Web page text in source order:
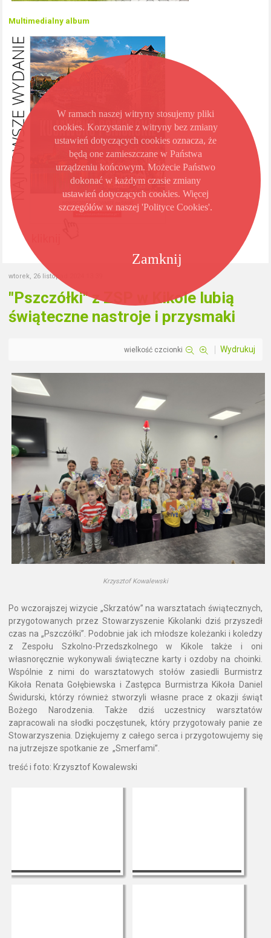
Multimedialny album
wtorek, 26 listopad 2024 13:39
"Pszczółki" z ZSP w Kikole lubią
świąteczne nastroje i przysmaki
wielkość czcionki Wydrukuj
Krzysztof Kowalewski
Po wczorajszej wizycie „Skrzatów” na warsztatach świątecznych,
przygotowanych przez Stowarzyszenie Kikolanki dziś przyszedł
czas na „Pszczółki”. Podobnie jak ich młodsze koleżanki i koledzy
z Zespołu Szkolno-Przedszkolnego w Kikole także i oni
własnoręcznie wykonywali świąteczne karty i ozdoby na choinki.
Wspólnie z nimi do warsztatowych stołów zasiedli Burmistrz
Kikoła Renata Gołębiewska i Zastępca Burmistrza Kikoła Daniel
Świdurski, którzy również stworzyli własne prace z okazji świąt
Bożego Narodzenia. Także dziś uczestnicy warsztatów
zapracowali na słodki poczęstunek, który przygotowały panie ze
Stowarzyszenia. Dziękujemy z całego serca i przygotowujemy się
na jutrzejsze spotkanie ze „Smerfami”.
treść i foto: Krzysztof Kowalewski
Zamknij
W ramach naszej witryny stosujemy pliki
cookies. Korzystanie z witryny bez zmiany
ustawień dotyczących cookies oznacza, że
będą one zamieszczane w Państwa
urządzeniu końcowym. Możecie Państwo
dokonać w każdym czasie zmiany
ustawień dotyczących cookies. Więcej
szczegółów w naszej 'Polityce Cookies'.